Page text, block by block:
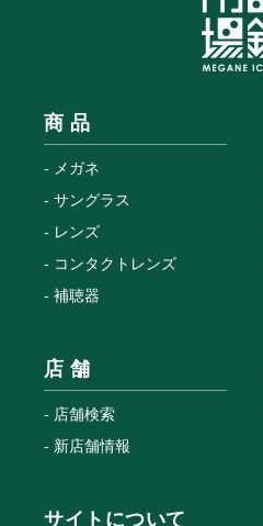
商 品
メガネ
サングラス
レンズ
コンタクトレンズ
補聴器
店 舗
店舗検索
新店舗情報
サイトについて